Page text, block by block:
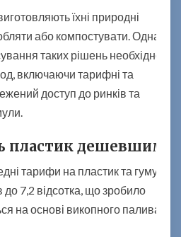
їхні природні
або компостувати. Однак
таких рішень необхідно
включаючи тарифні та
доступ до ринків та
пластик дешевшим
тарифи на пластик та гуму
до 7,2 відсотка, що зробило
на основі викопного палива,